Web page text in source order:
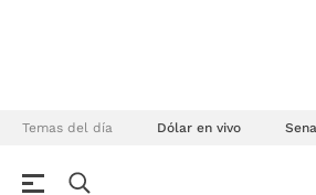
Temas del día Dólar en vivo